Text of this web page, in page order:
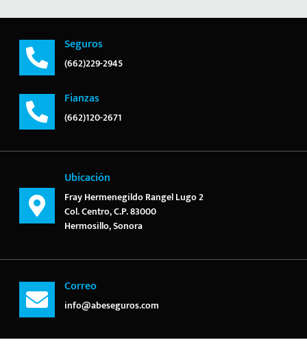
Seguros
(662)229-2945
Fianzas
(662)120-2671
Ubicación
Fray Hermenegildo Rangel Lugo 2
Col. Centro, C.P. 83000
Hermosillo, Sonora
Correo
info@abeseguros.com